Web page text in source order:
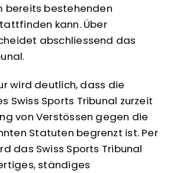
bereits bestehenden
kann. Über
abschliessend das
wird deutlich, dass die
Swiss Sports Tribunal zurzeit
von Verstössen gegen die
Statuten begrenzt ist. Per
das Swiss Sports Tribunal
ständiges